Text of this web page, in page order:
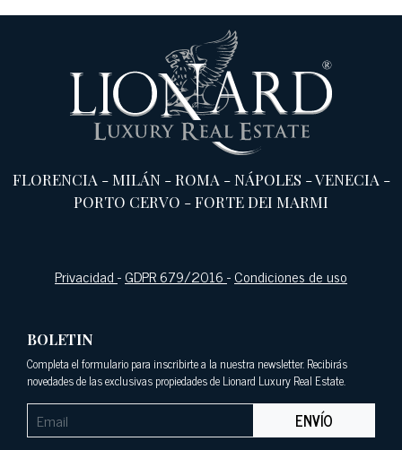
FLORENCIA -MILÁN-ROMA -NÁPOLES -VENECIA -
PORTO CERVO -FORTE DEI MARMI
Privacidad-GDPR 679/2016-Condiciones de uso
BOLETIN
Completa el formulario para inscribirte a la nuestra newsletter. Recibirás
novedades de las exclusivas propiedades de Lionard Luxury Real Estate.
ENVÍO